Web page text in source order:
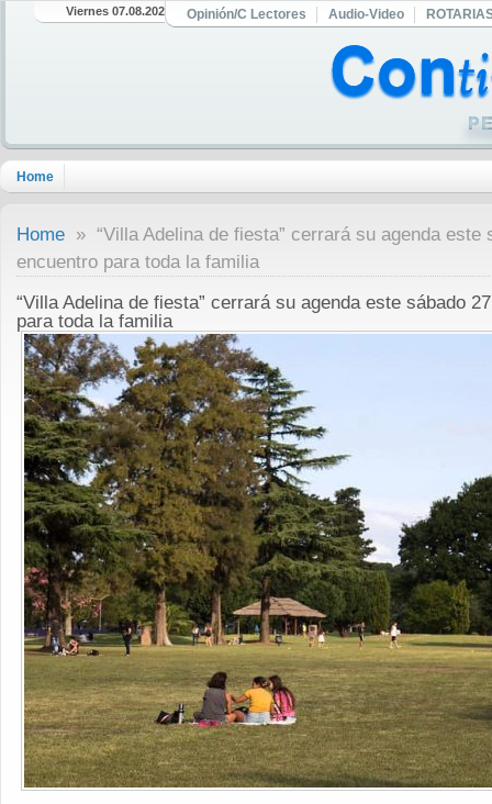
Viernes 07.08.2026 Opinión/C Lectores Audio-Video
Home
Home » “Villa Adelina de fiesta” cerrará su agenda este
encuentro para toda la familia
“Villa Adelina de fiesta” cerrará su agenda este sábado
para toda la familia